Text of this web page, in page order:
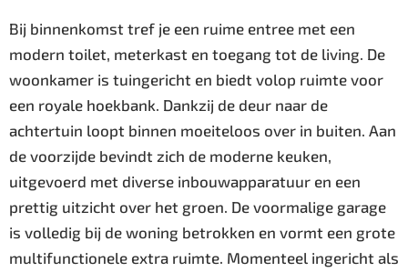
Bij binnenkomst tref je een ruime entree met een
modern toilet, meterkast en toegang tot de living. De
woonkamer is tuingericht en biedt volop ruimte voor
een royale hoekbank. Dankzij de deur naar de
achtertuin loopt binnen moeiteloos over in buiten. Aan
de voorzijde bevindt zich de moderne keuken,
uitgevoerd met diverse inbouwapparatuur en een
prettig uitzicht over het groen. De voormalige garage
is volledig bij de woning betrokken en vormt een grote
multifunctionele extra ruimte. Momenteel ingericht als